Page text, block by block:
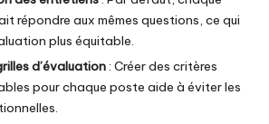
répondre aux mêmes questions, ce qui
plus équitable.
d’évaluation: Créer des critères
pour chaque poste aide à éviter les